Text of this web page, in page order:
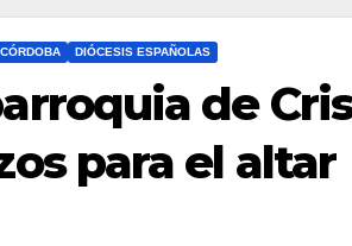
DIÓCESIS ESPAÑOLAS
de
para el altar